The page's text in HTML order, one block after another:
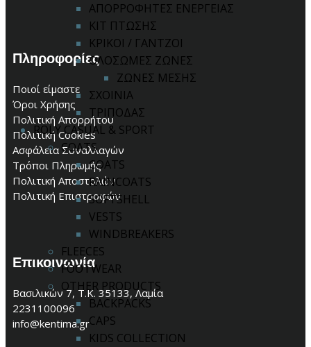
ΑΠΟΡΡΟΦΗΤΕΣ ΕΝΕΡΓΕΙΑΣ
ΚΙΤ ΠΤΩΣΗΣ
ΚΡΙΚΟΙ / ΓΑΝΤΖΟΙ
ΟΛΟΣΩΜΕΣ ΖΩΝΕΣ
ΖΩΝΕΣ ΜΕΣΗΣ
ΣΧΟΙΝΙΑ
ΤΡΙΠΟΔΑΣ
ROLY CASUAL & SPORT
COATS
COATS
RAINCOATS
SOFTSHELL
VESTS
WINDBREAKERS
FLEECES
FOOTWEAR
OTHER PRODUCTS
BACKPACKS
CAPS
KIDS COLLECTION
Πληροφορίες
Ποιοί είμαστε
Όροι Χρήσης
Πολιτική Απορρήτου
Πολιτική Cookies
Ασφάλεια Συναλλαγών
Τρόποι Πληρωμής
Πολιτική Αποστολών
Πολιτική Επιστροφών
Επικοινωνία
Βασιλικών 7, Τ.Κ. 35133, Λαμία
2231100096
info@kentima.gr